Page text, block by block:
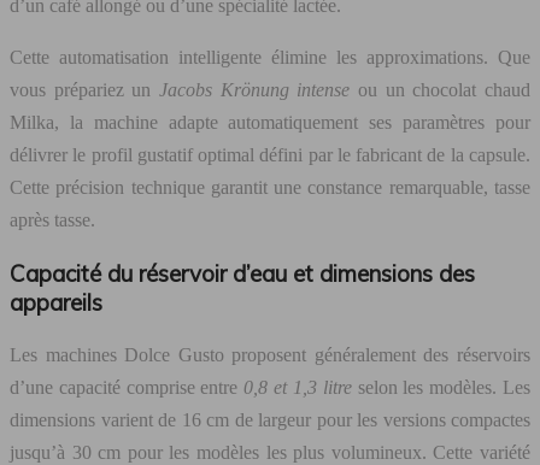
d’un café allongé ou d’une spécialité lactée.
Cette automatisation intelligente élimine les approximations. Que
vous prépariez un Jacobs Krönung intense ou un chocolat chaud
Milka, la machine adapte automatiquement ses paramètres pour
délivrer le profil gustatif optimal défini par le fabricant de la capsule.
Cette précision technique garantit une constance remarquable, tasse
après tasse.
Capacité du réservoir d’eau et dimensions des
appareils
Les machines Dolce Gusto proposent généralement des réservoirs
d’une capacité comprise entre 0,8 et 1,3 litre selon les modèles. Les
dimensions varient de 16 cm de largeur pour les versions compactes
jusqu’à 30 cm pour les modèles les plus volumineux. Cette variété